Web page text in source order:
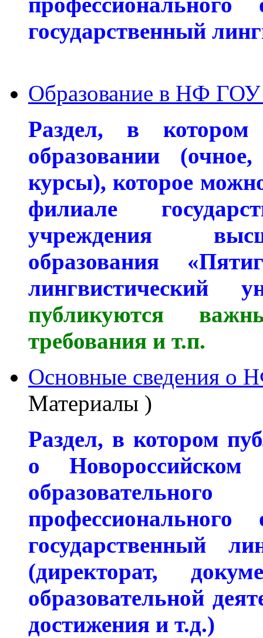
государственный
Образование в НФ
Раздел, в котором
образовании
курсы), которое
филиале
учреждения
образования
лингвистический
публикуются
требования и т.п.
Основные сведения
Материалы )
Раздел, в котором
о Новороссийском
государственный
(директорат,
образовательной
достижения и т.д.)